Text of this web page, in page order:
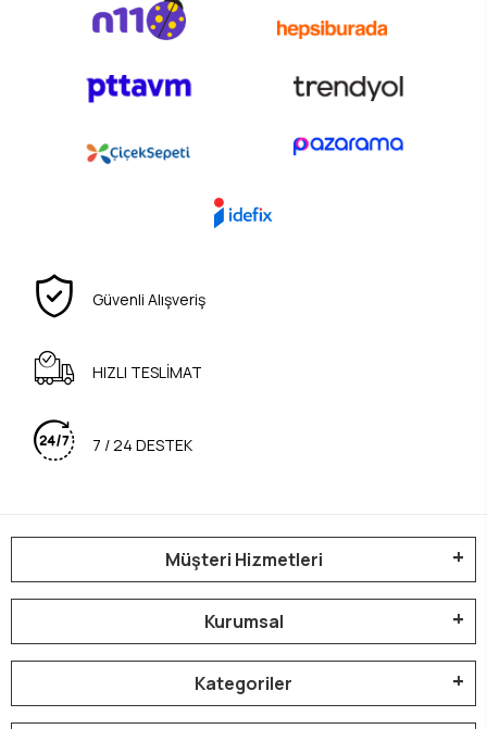
Güvenli Alışveriş
HIZLI TESLİMAT
7 / 24 DESTEK
Müşteri Hizmetleri
Kurumsal
Kategoriler